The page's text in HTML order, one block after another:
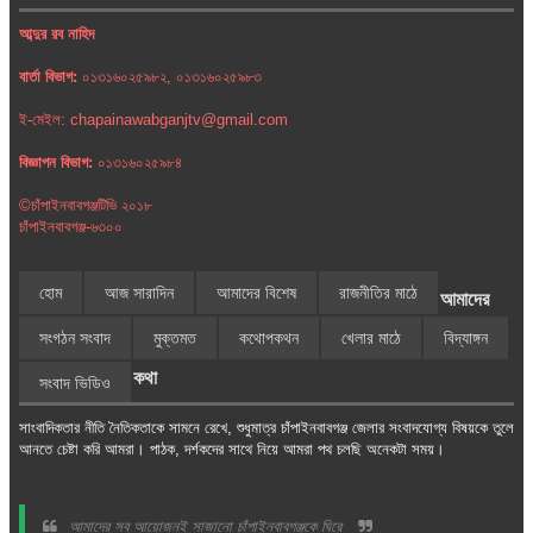
আব্দুর রব নাহিদ
বার্তা বিভাগ: ০১৩১৬০২৫৯৮২, ০১৩১৬০২৫৯৮৩
ই-মেইল: chapainawabganjtv@gmail.com
বিজ্ঞাপন বিভাগ: ০১৩১৬০২৫৯৮৪
©চাঁপাইনবাবগঞ্জটিভি ২০১৮
চাঁপাইনবাবগঞ্জ-৬৩০০
হোম আজ সারাদিন আমাদের বিশেষ রাজনীতির মাঠে
সংগঠন সংবাদ মুক্তমত কথোপকথন খেলার মাঠে বিদ্যাঙ্গন
সংবাদ ভিডিও
আমাদের
কথা
সাংবাদিকতার নীতি নৈতিকতাকে সামনে রেখে, শুধুমাত্র চাঁপাইনবাবগঞ্জ জেলার সংবাদযোগ্য বিষয়কে তুলে
আনতে চেষ্টা করি আমরা। পাঠক, দর্শকদের সাথে নিয়ে আমরা পথ চলছি অনেকটা সময়।
আমাদের সব আয়োজনই সাজানো চাঁপাইনবাবগঞ্জকে ঘিরে